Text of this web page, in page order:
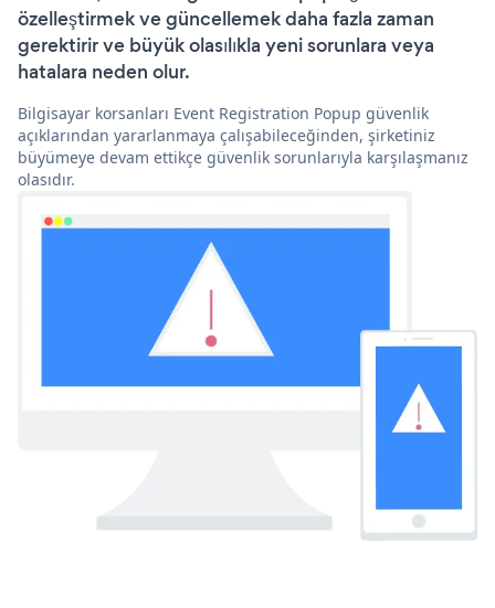
özelleştirmek ve güncellemek daha fazla zaman
gerektirir ve büyük olasılıkla yeni sorunlara veya
hatalara neden olur.
Bilgisayar korsanları Event Registration Popup güvenlik
açıklarından yararlanmaya çalışabileceğinden, şirketiniz
büyümeye devam ettikçe güvenlik sorunlarıyla karşılaşmanız
olasıdır.